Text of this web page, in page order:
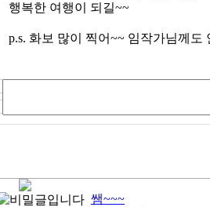
행복한 여행이 되길~~
p.s. 화보 많이 찍어~~ 임작가님께도
쌤~~~